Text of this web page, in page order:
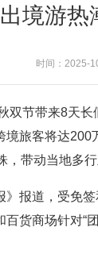
境游
时间：2025-
双节带来8天
境旅客将达
，带动当地多行
》报道，受免
百货商场针对“